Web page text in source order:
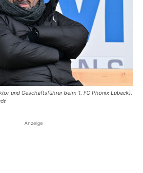
und Geschäftsführer beim 1. FC Phönix Lübeck).
Anzeige